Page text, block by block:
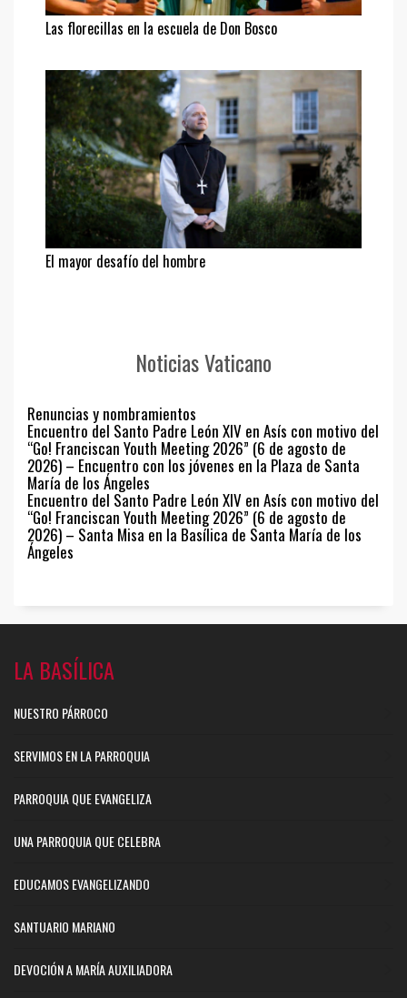
Las florecillas en la escuela de Don Bosco
El mayor desafío del hombre
Noticias Vaticano
Renuncias y nombramientos
Encuentro del Santo Padre León XIV en Asís con motivo del
“Go! Franciscan Youth Meeting 2026” (6 de agosto de
2026) – Encuentro con los jóvenes en la Plaza de Santa
María de los Ángeles
Encuentro del Santo Padre León XIV en Asís con motivo del
“Go! Franciscan Youth Meeting 2026” (6 de agosto de
2026) – Santa Misa en la Basílica de Santa María de los
Ángeles
LA BASÍLICA
NUESTRO PÁRROCO
SERVIMOS EN LA PARROQUIA
PARROQUIA QUE EVANGELIZA
UNA PARROQUIA QUE CELEBRA
EDUCAMOS EVANGELIZANDO
SANTUARIO MARIANO
DEVOCIÓN A MARÍA AUXILIADORA